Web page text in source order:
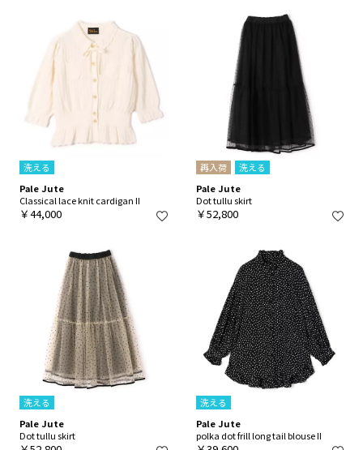
洗える
Pale Jute
Classical lace knit cardigan II
￥44,000
再入荷
洗える
Pale Jute
Dot tullu skirt
￥52,800
洗える
Pale Jute
Dot tullu skirt
洗える
Pale Jute
polka dot frill long tail blouse II